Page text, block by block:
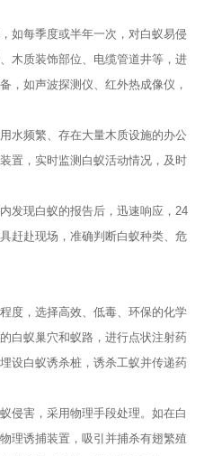
如每季度或半年一次，对白蚁易侵
木质装饰部位、电缆管道井等，进
，如声波探测仪、红外热成像仪，
水频繁、存在大量木质设施的办公
置，实时监测白蚁活动情况，及时
发现白蚁的报告后，迅速响应，24
赶赴现场，准确判断白蚁种类、危
度，选择高效、低毒、环保的化学
白蚁巢穴和蚁路，进行点状注射药
设白蚁诱杀桩，诱杀工蚁并传递药
侵害，采用物理手段处理。如在白
理诱捕装置，吸引并捕杀有翅繁殖